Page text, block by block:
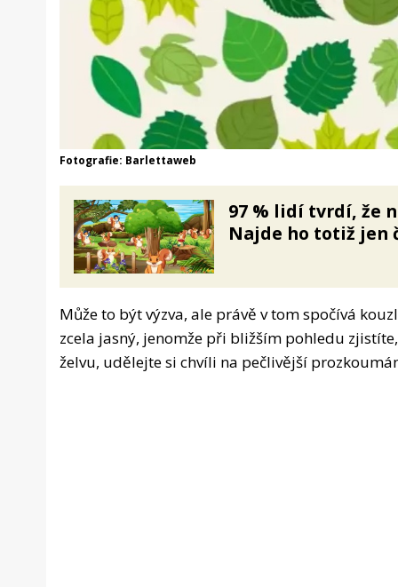
Fotografie: Barlettaweb
97 % lidí tvrdí, že
Najde ho totiž jen
Může to být výzva, ale právě v tom spočívá
zcela jasný, jenomže při bližším pohledu
želvu, udělejte si chvíli na pečlivější